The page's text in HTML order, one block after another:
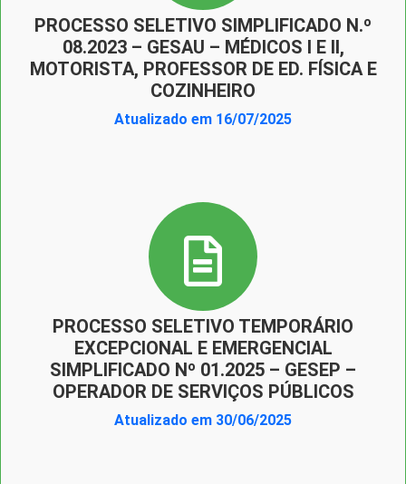
PROCESSO SELETIVO SIMPLIFICADO N.º
08.2023 – GESAU – MÉDICOS I E II,
MOTORISTA, PROFESSOR DE ED. FÍSICA E
COZINHEIRO
Atualizado em 16/07/2025
PROCESSO SELETIVO TEMPORÁRIO
EXCEPCIONAL E EMERGENCIAL
SIMPLIFICADO Nº 01.2025 – GESEP –
OPERADOR DE SERVIÇOS PÚBLICOS
Atualizado em 30/06/2025